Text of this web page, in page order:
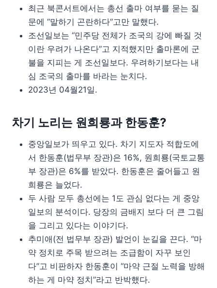
최근 북콘서트에서는 총선 출마 여부를 묻는 질
문에 “말하기 곤란하다”고만 말했다.
조선일보는 “민주당 전체가 조국의 강에 빠질 것
이란 우려가 나온다”고 지적했지만 출마론에 군
불을 지피는 게 조선일보다. 우려하기보다는 내
심 조국의 출마를 바라는 눈치다.
2023년 04월21일.
차기 노리는 원희룡과 한동훈?
중앙일보가 띄우고 있다. 차기 지도자 적합도에
서 한동훈(법무부 장관)은 16%, 원희룡(국토교통
부 장관)은 6%를 받았다. 한동훈은 줄어들고 원
희룡은 늘었다.
두 사람 모두 총선에는 1도 관심 없다는 게 중앙
일보의 분석이다. 당장의 금배지 보다 더 큰 그림
을 그리고 있다는 이야기다.
추미애(전 법무부 장관) 발언이 눈길을 끈다. “마
약 정치로 주목 받으려는 조급함이 자꾸 보인
다”고 비판하자 한동훈이 “마약 근절 노력을 방해
하는 게 마약 정치”라고 반박했다.